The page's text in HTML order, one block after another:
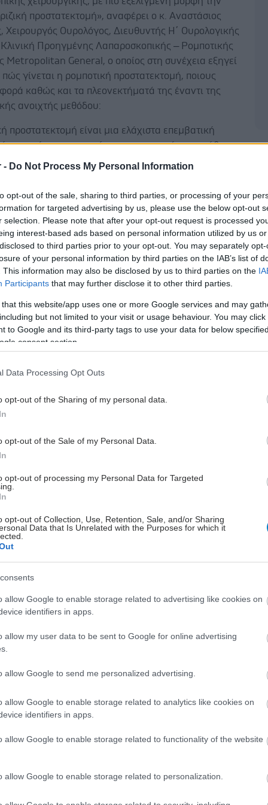
- Do Not Process My Personal Information
opt-out of the sale, sharing to third parties, or processing of your
for targeted advertising by us, please use the below opt-out
selection. Please note that after your opt-out request is processed
interest-based ads based on personal information utilized by us
to third parties prior to your opt-out. You may separately
of your personal information by third parties on the IAB’s list of
This information may also be disclosed by us to third parties on the
Participants that may further disclose it to other third parties.
that this website/app uses one or more Google services and may
but not limited to your visit or usage behaviour. You may
to Google and its third-party tags to use your data for below
consent section.
Data Processing Opt Outs
opt-out of the Sharing of my personal data.
opt-out of the Sale of my Personal Data.
opt-out of processing my Personal Data for Targeted
opt-out of Collection, Use, Retention, Sale, and/or Sharing
Data that Is Unrelated with the Purposes for which it
allow Google to enable storage related to advertising like cookies on
identifiers in apps.
allow my user data to be sent to Google for online advertising
allow Google to send me personalized advertising.
allow Google to enable storage related to analytics like cookies on
identifiers in apps.
allow Google to enable storage related to functionality of the website
allow Google to enable storage related to personalization.
προστατεκτομή», αναφέρει ο κ. Αναστάσιος
Xειρουργός Ουρολόγος, Διευθυντής Η΄ Ουρολογικής
Κλινική Προηγμένης Λαπαροσκοπικής – Ρομποτικής
Metropolitan General, ο οποίος στη συνέχεια εξηγεί
πώς γίνεται η ρομποτική προστατεκτομή, ποιους
καθώς και τα πλεονεκτήματά της έναντι της
ανοιχτής μεθόδου:
προστατεκτομή είναι μια ελάχιστα επεμβατική
τεχνική για την αφαίρεση του προστάτη, συνήθως
σε πρώιμο ή εντοπισμένο στάδιο. Η επέμβαση
επιτρέπει στον χειρουργό να εκτελεί κινήσεις
μέσω μικρών τομών στην κοιλιακή χώρα.
με την παραδοσιακή ανοιχτή χειρουργική, η
προσέγγιση μειώνει σημαντικά τον τραυματισμό των
καλύτερη ορατότητα και επιτρέπει τη
διατήρηση των νευρικών δεματίων που επηρεάζουν
και τη στυτική λειτουργία. Για αυτούς τους
μία από τις δημοφιλέστερες χειρουργικές
την αντιμετώπιση του καρκίνου του προστάτη.
ξεκινά με τη χορήγηση γενικής αναισθησίας. Ο
εισάγονται τα εργαλεία και η κάμερα του
συστήματος. Η τρισδιάστατη απεικόνιση υψηλής
το χειρουργικό πεδίο με μεγάλη μεγέθυνση.
βραχίονες, οι οποίοι εκτελούν λεπτές κινήσεις, με
ξεπερνά το ανθρώπινο χέρι. Κατά τη διάρκεια της
αποτελεί σημαντικό στόχο, καθώς
άμεσα με τη διατήρηση της στυτικής λειτουργίας και
–δηλαδή η επανασύνδεση της ουρήθρας με την
με εξαιρετική ακρίβεια χάρη στη σταθερότητα
εργαλείων. Η ελάχιστη απώλεια αίματος και το
έχει γίνει η μέθοδος επιλογής σε μεγάλο αριθμό